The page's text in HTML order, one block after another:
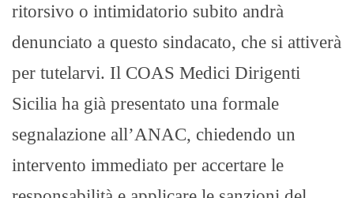
ritorsivo o intimidatorio subito andrà
denunciato a questo sindacato, che si attiverà
per tutelarvi. Il COAS Medici Dirigenti
Sicilia ha già presentato una formale
segnalazione all’ANAC, chiedendo un
intervento immediato per accertare le